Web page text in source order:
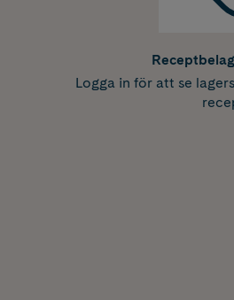
Logga in för att se